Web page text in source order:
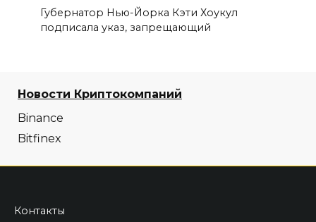
Губернатор Нью-Йорка Кэти Хоукул
подписала указ, запрещающий
Новости Криптокомпаний
Binance
Bitfinex
Контакты